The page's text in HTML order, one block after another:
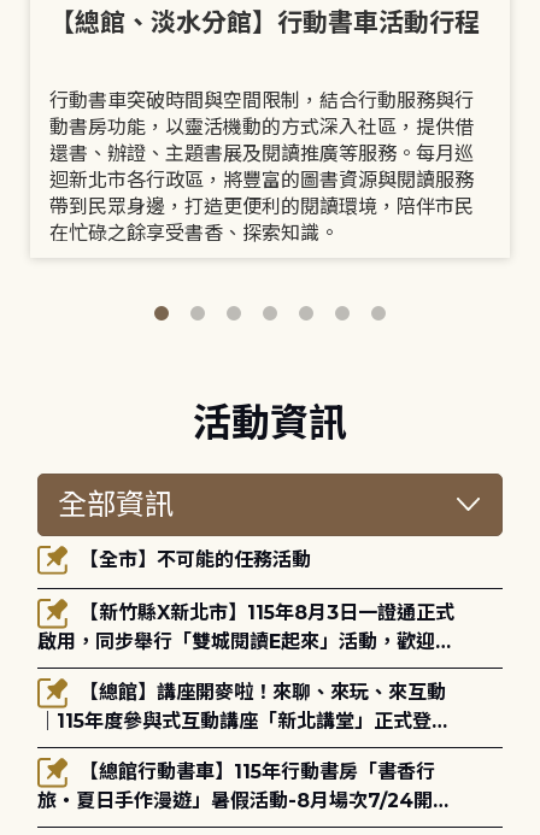
【總館、淡水分館】行動書車活動行程
行動書車突破時間與空間限制，結合行動服務與行
動書房功能，以靈活機動的方式深入社區，提供借
還書、辦證、主題書展及閱讀推廣等服務。每月巡
迴新北市各行政區，將豐富的圖書資源與閱讀服務
帶到民眾身邊，打造更便利的閱讀環境，陪伴市民
在忙碌之餘享受書香、探索知識。
活動資訊
【全市】不可能的任務活動
啟用，同步舉行「雙城閱讀E起來」活動，歡迎踴
躍參加(115年8月3日至10月4日)。
｜115年度參與式互動講座「新北講堂」正式登
場！
旅・夏日手作漫遊」暑假活動-8月場次7/24開始
報名